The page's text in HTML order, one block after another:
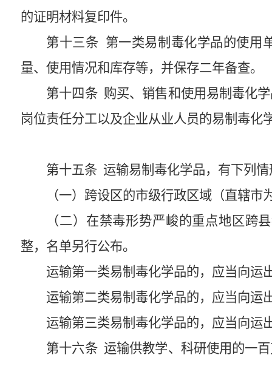
的证明材料复印件。
第十三条 第一类易制毒化学品的使用
量、使用情况和库存等，并保存二年备查。
第十四条购买、销售和使用易制毒化
岗位责任分工以及企业从业人员的易制毒化
第十五条 运输易制毒化学品，有下列
（一）跨设区的市级行政区域（直辖市
（二）在禁毒形势严峻的重点地区跨
整，名单另行公布。
运输第一类易制毒化学品的，应当向运
运输第二类易制毒化学品的，应当向运
运输第三类易制毒化学品的，应当向运
第十六条运输供教学、科研使用的一